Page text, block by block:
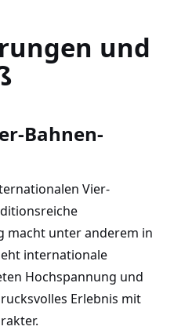
und
Bahnen-
Vier-
macht unter anderem in
internationale
Hochspannung und
Erlebnis mit